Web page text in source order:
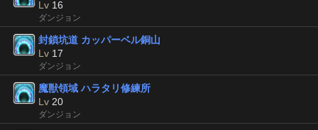
Lv 16
ダンジョン
封鎖坑道 カッパーベル銅山
Lv 17
ダンジョン
魔獣領域 ハラタリ修練所
Lv 20
ダンジョン